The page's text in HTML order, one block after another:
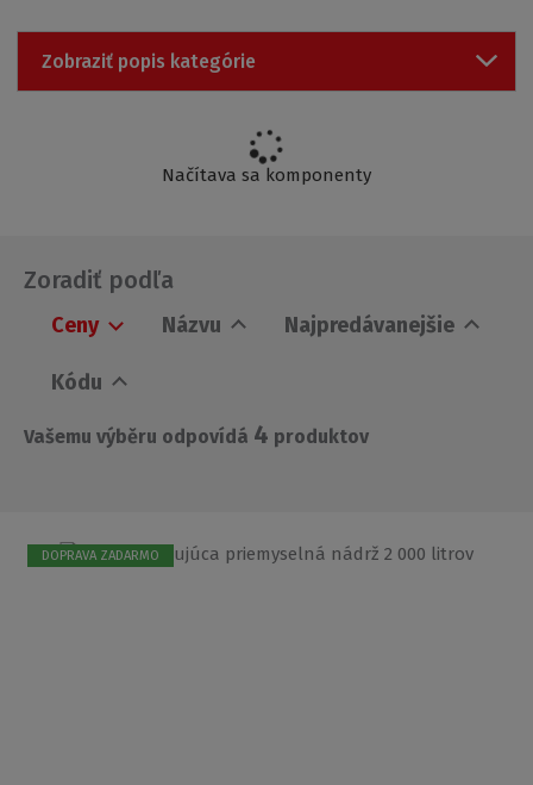
a
Zobraziť popis kategórie
Načítava sa komponenty
Zoradiť podľa
Ceny Názvu Najpredávanejšie
Kódu
Vašemu výběru odpovídá 4 produktov
DOPRAVA ZADARMO